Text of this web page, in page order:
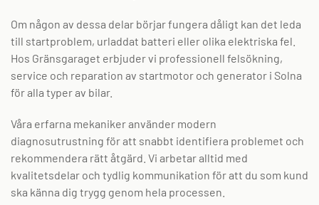
Om någon av dessa delar börjar fungera dåligt kan det leda
till startproblem, urladdat batteri eller olika elektriska fel.
Hos Gränsgaraget erbjuder vi professionell felsökning,
service och reparation av startmotor och generator i Solna
för alla typer av bilar.
Våra erfarna mekaniker använder modern
diagnosutrustning för att snabbt identifiera problemet och
rekommendera rätt åtgärd. Vi arbetar alltid med
kvalitetsdelar och tydlig kommunikation för att du som kund
ska känna dig trygg genom hela processen.